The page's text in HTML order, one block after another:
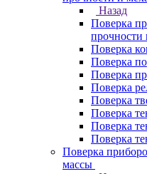
Назад
Поверка
прочности
Поверка
Поверка
Поверка
Поверка
Поверка
Поверка
Поверка
Поверка
Поверка
массы